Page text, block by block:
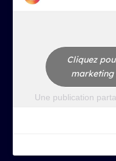
Une publication
Cliquez
marketing